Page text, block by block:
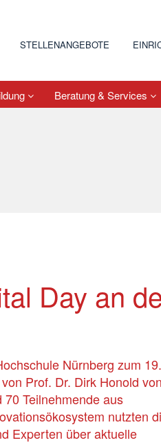
STELLENANGEBOTE
Beratung & Services
Day an
Nürnberg zum 19.
Prof. Dr. Dirk Honold von
Teilnehmende aus
nutzten
Experten über aktuelle